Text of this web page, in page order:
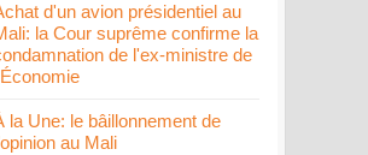
d'un avion présidentiel au
la Cour suprême confirme la
de l'ex-ministre de
la Une: le bâillonnement de
au Mali